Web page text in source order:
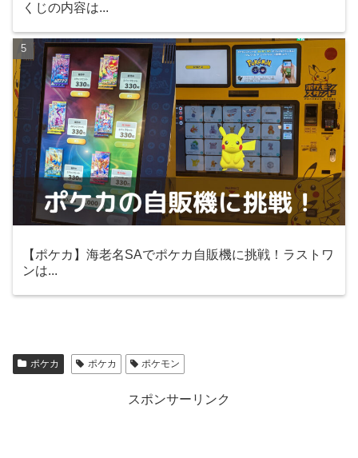
くじの内容は...
【ポケカ】海老名SAでポケカ自販機に挑戦！ラストワ
ンは...
ポケカ ポケカ ポケモン
スポンサーリンク